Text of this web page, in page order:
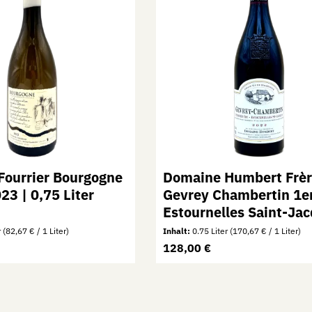
Bourgogne
| 0,75 Liter
(82,67 € / 1 Liter)
Domaine Humbert
Gevrey Chambertin
Estournelles Saint-
2022 | 0,75 Liter
Inhalt:0.75 Liter (170,67 € / 1 Liter)
Regulärer Preis:
128,00 €